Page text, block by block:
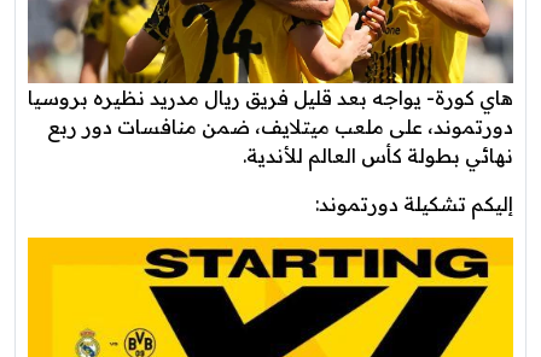
هاي كورة- يواجه بعد قليل فريق ريال مدريد نظيره بروسيا
دورتموند، على ملعب ميتلايف، ضمن منافسات دور ربع
نهائي بطولة كأس العالم للأندية.
إليكم تشكيلة دورتموند: